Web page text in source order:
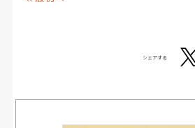
シェアする